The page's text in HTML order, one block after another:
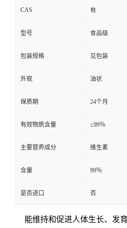
CAS 有
型号 食品级
包装规格 见包装
外观 油状
保质期 24个月
有效物质含量 ≤99％
主要营养成分 维生素
含量 99％
是否进口 否
能维持和促进人体生长、发